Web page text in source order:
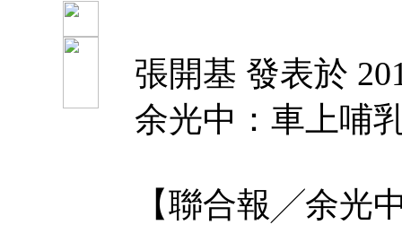
張開基 發表於
余光中：車上哺
【聯合報╱余光